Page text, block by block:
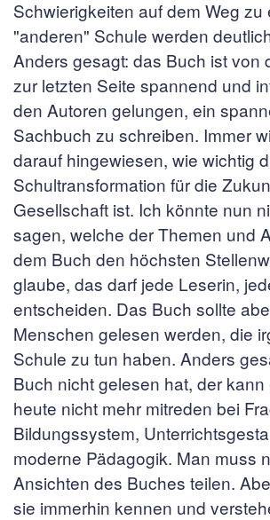
Schwierigkeiten auf dem Weg zu
"anderen" Schule werden
Anders gesagt: das Buch ist von
zur letzten Seite spannend und
den Autoren gelungen, ein
Sachbuch zu schreiben. Immer
darauf hingewiesen, wie wichtig
Schultransformation für die
Gesellschaft ist. Ich könnte nun
sagen, welche der Themen und
dem Buch den höchsten
glaube, das darf jede Leserin,
entscheiden. Das Buch sollte
Menschen gelesen werden, die
Schule zu tun haben. Anders
Buch nicht gelesen hat, der kann
heute nicht mehr mitreden bei
Bildungssystem,
moderne Pädagogik. Man muss
Ansichten des Buches teilen.
sie immerhin kennen und